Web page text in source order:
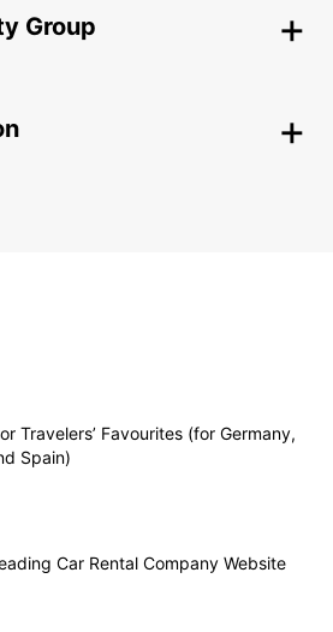
Group
Travelers’ Favourites (for Germany,
Spain)
Car Rental Company Website